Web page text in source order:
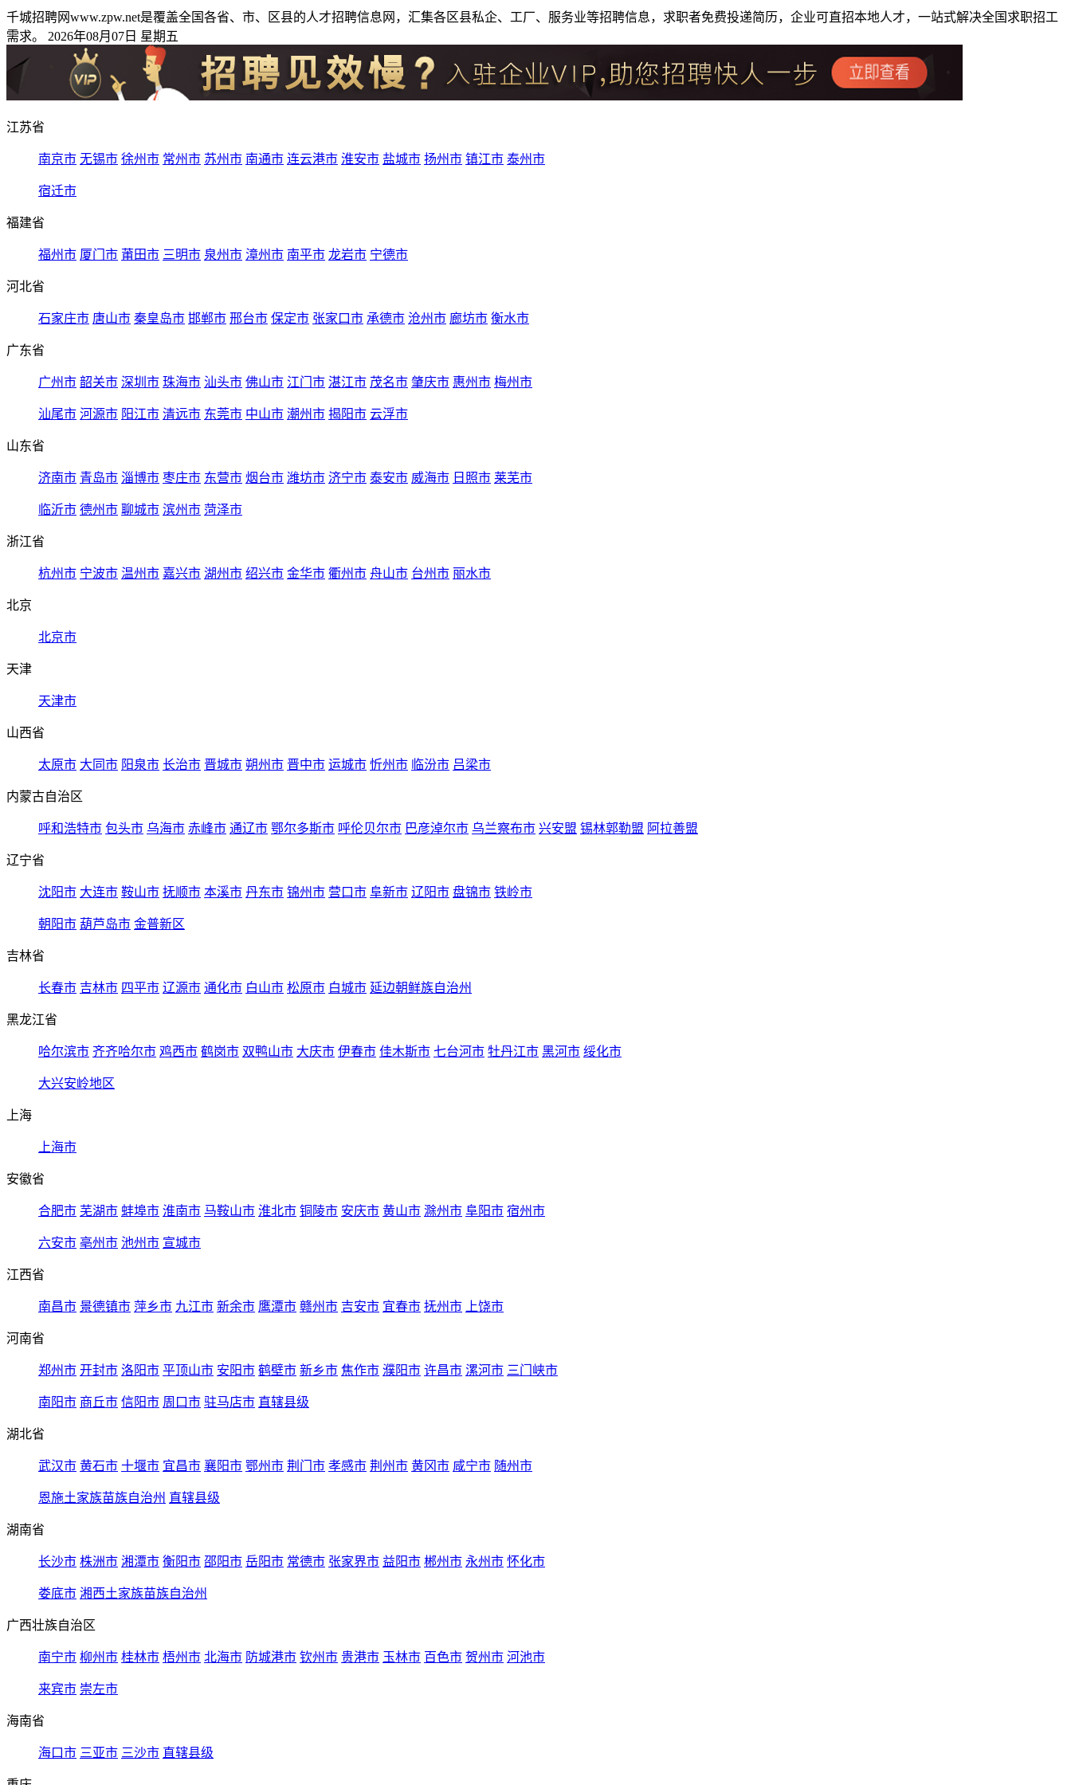
千城招聘网www.zpw.net是覆盖全国各省、市、区县的人才招聘信息网，汇集各区县私企、工厂、服务业等招聘信息，求职者免费投递简历，企业可直招本地人才，一站式解决全国求职招工
需求。 2026年08月07日 星期五
江苏省
南京市 无锡市 徐州市 常州市 苏州市 南通市 连云港市 淮安市 盐城市 扬州市 镇江市 泰州市
宿迁市
福建省
福州市 厦门市 莆田市 三明市 泉州市 漳州市 南平市 龙岩市 宁德市
河北省
石家庄市 唐山市 秦皇岛市 邯郸市 邢台市 保定市 张家口市 承德市 沧州市 廊坊市 衡水市
广东省
广州市 韶关市 深圳市 珠海市 汕头市 佛山市 江门市 湛江市 茂名市 肇庆市 惠州市 梅州市
汕尾市 河源市 阳江市 清远市 东莞市 中山市 潮州市 揭阳市 云浮市
山东省
济南市 青岛市 淄博市 枣庄市 东营市 烟台市 潍坊市 济宁市 泰安市 威海市 日照市 莱芜市
临沂市 德州市 聊城市 滨州市 菏泽市
浙江省
杭州市 宁波市 温州市 嘉兴市 湖州市 绍兴市 金华市 衢州市 舟山市 台州市 丽水市
北京
北京市
天津
天津市
山西省
太原市 大同市 阳泉市 长治市 晋城市 朔州市 晋中市 运城市 忻州市 临汾市 吕梁市
内蒙古自治区
呼和浩特市 包头市 乌海市 赤峰市 通辽市 鄂尔多斯市 呼伦贝尔市 巴彦淖尔市 乌兰察布市 兴安盟 锡林郭勒盟 阿拉善盟
辽宁省
沈阳市 大连市 鞍山市 抚顺市 本溪市 丹东市 锦州市 营口市 阜新市 辽阳市 盘锦市 铁岭市
朝阳市 葫芦岛市 金普新区
吉林省
长春市 吉林市 四平市 辽源市 通化市 白山市 松原市 白城市 延边朝鲜族自治州
黑龙江省
哈尔滨市 齐齐哈尔市 鸡西市 鹤岗市 双鸭山市 大庆市 伊春市 佳木斯市 七台河市 牡丹江市 黑河市 绥化市
大兴安岭地区
上海
上海市
安徽省
合肥市 芜湖市 蚌埠市 淮南市 马鞍山市 淮北市 铜陵市 安庆市 黄山市 滁州市 阜阳市 宿州市
六安市 亳州市 池州市 宣城市
江西省
南昌市 景德镇市 萍乡市 九江市 新余市 鹰潭市 赣州市 吉安市 宜春市 抚州市 上饶市
河南省
郑州市 开封市 洛阳市 平顶山市 安阳市 鹤壁市 新乡市 焦作市 濮阳市 许昌市 漯河市 三门峡市
南阳市 商丘市 信阳市 周口市 驻马店市 直辖县级
湖北省
武汉市 黄石市 十堰市 宜昌市 襄阳市 鄂州市 荆门市 孝感市 荆州市 黄冈市 咸宁市 随州市
恩施土家族苗族自治州 直辖县级
湖南省
长沙市 株洲市 湘潭市 衡阳市 邵阳市 岳阳市 常德市 张家界市 益阳市 郴州市 永州市 怀化市
娄底市 湘西土家族苗族自治州
广西壮族自治区
南宁市 柳州市 桂林市 梧州市 北海市 防城港市 钦州市 贵港市 玉林市 百色市 贺州市 河池市
来宾市 崇左市
海南省
海口市 三亚市 三沙市 直辖县级